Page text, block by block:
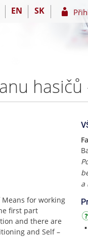
EN SK
for working
first part
and there are
and Self –
a